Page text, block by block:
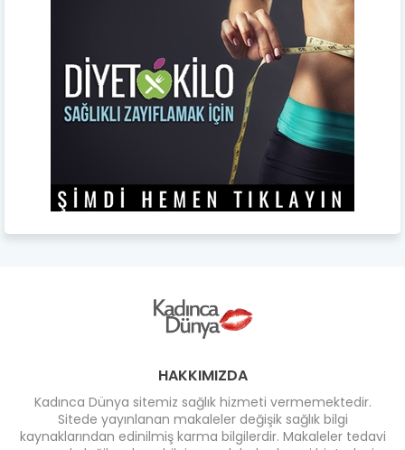
HAKKIMIZDA
Kadınca Dünya sitemiz sağlık hizmeti vermemektedir.
Sitede yayınlanan makaleler değişik sağlık bilgi
kaynaklarından edinilmiş karma bilgilerdir. Makaleler tedavi